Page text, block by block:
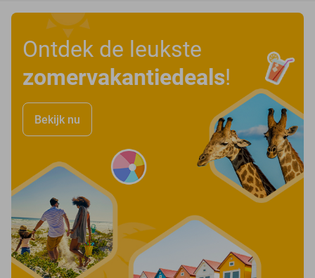
Ontdek de leukste
zomervakantiedeals!
Bekijk nu